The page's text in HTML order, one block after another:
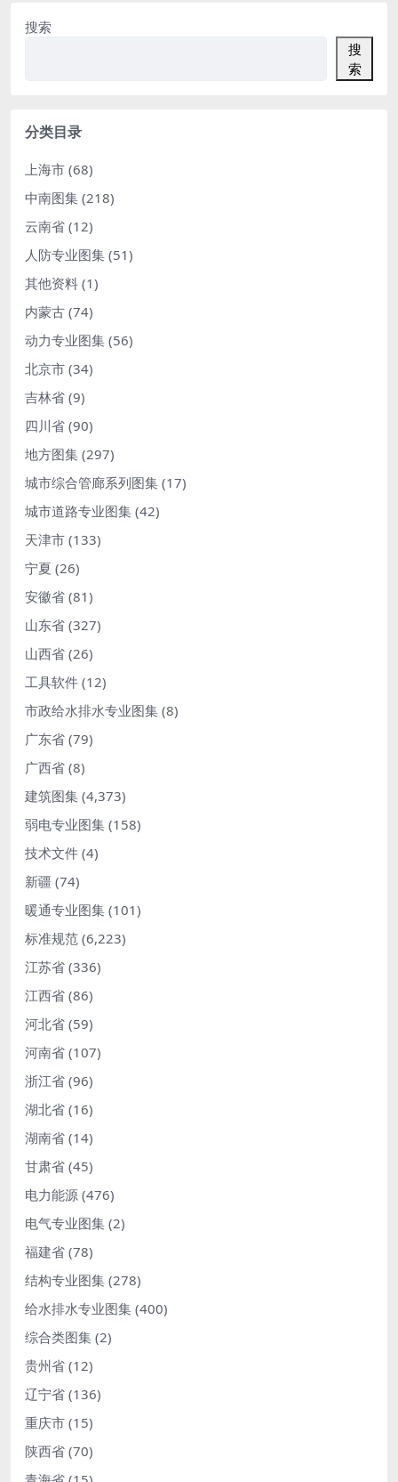
搜索
搜
索
分类目录
上海市 (68)
中南图集 (218)
云南省 (12)
人防专业图集 (51)
其他资料 (1)
内蒙古 (74)
动力专业图集 (56)
北京市 (34)
吉林省 (9)
四川省 (90)
地方图集 (297)
城市综合管廊系列图集 (17)
城市道路专业图集 (42)
天津市 (133)
宁夏 (26)
安徽省 (81)
山东省 (327)
山西省 (26)
工具软件 (12)
市政给水排水专业图集 (8)
广东省 (79)
广西省 (8)
建筑图集 (4,373)
弱电专业图集 (158)
技术文件 (4)
新疆 (74)
暖通专业图集 (101)
标准规范 (6,223)
江苏省 (336)
江西省 (86)
河北省 (59)
河南省 (107)
浙江省 (96)
湖北省 (16)
湖南省 (14)
甘肃省 (45)
电力能源 (476)
电气专业图集 (2)
福建省 (78)
结构专业图集 (278)
给水排水专业图集 (400)
综合类图集 (2)
贵州省 (12)
辽宁省 (136)
重庆市 (15)
陕西省 (70)